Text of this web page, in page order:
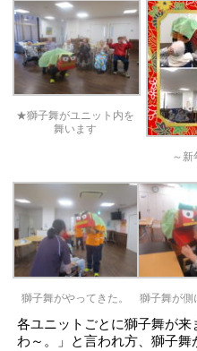
★獅子舞がユニット内を
舞います
～新
獅子舞がやってきた。 獅子舞が側
各ユニットごとに獅子舞が
わ～。」と言われ方、獅子